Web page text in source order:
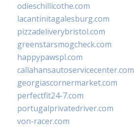
odieschillicothe.com
lacantinitagalesburg.com
pizzadeliverybristol.com
greenstarsmogcheck.com
happypawspl.com
callahansautoservicecenter.com
georgiascornermarket.com
perfectfit24-7.com
portugalprivatedriver.com
von-racer.com